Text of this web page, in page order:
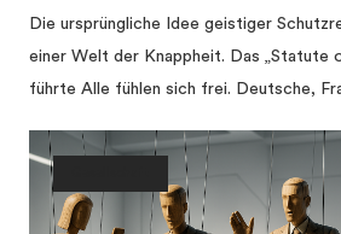
Die ursprüngliche Idee geistiger
einer Welt der Knappheit. Das „Statute
führte Alle fühlen sich frei. Deutsche,